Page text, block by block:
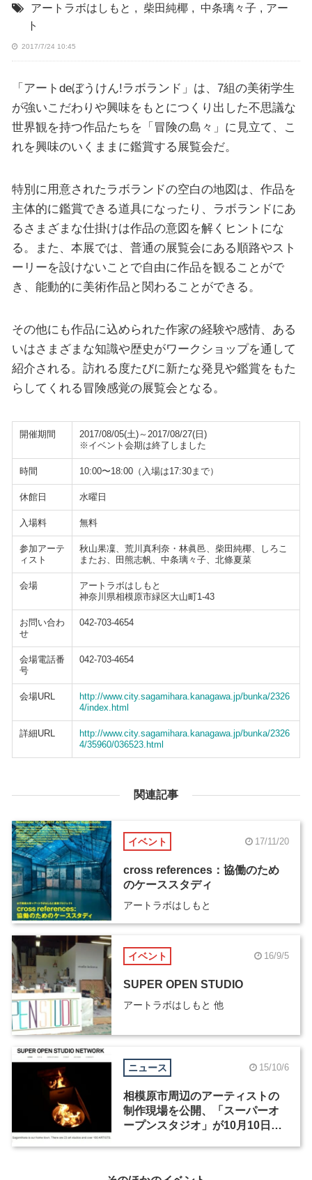
アートラボはしもと , 柴田純椰 , 中条璃々子 , アー
ト
2017/7/24 10:45
「アートdeぼうけん!ラボランド」は、7組の美術学生
が強いこだわりや興味をもとにつくり出した不思議な
世界観を持つ作品たちを「冒険の島々」に見立て、こ
れを興味のいくままに鑑賞する展覧会だ。
特別に用意されたラボランドの空白の地図は、作品を
主体的に鑑賞できる道具になったり、ラボランドにあ
るさまざまな仕掛けは作品の意図を解くヒントにな
る。また、本展では、普通の展覧会にある順路やスト
ーリーを設けないことで自由に作品を観ることがで
き、能動的に美術作品と関わることができる。
その他にも作品に込められた作家の経験や感情、ある
いはさまざまな知識や歴史がワークショップを通して
紹介される。訪れる度たびに新たな発見や鑑賞をもた
らしてくれる冒険感覚の展覧会となる。
開催期間
2017/08/05(土)～2017/08/27(日)
※イベント会期は終了しました
時間 10:00〜18:00（入場は17:30まで）
休館日 水曜日
入場料 無料
参加アーテ
ィスト
秋山果凜、荒川真利奈・林眞邑、柴田純椰、しろこ
またお、田熊志帆、中条璃々子、北條夏菜
会場
アートラボはしもと
神奈川県相模原市緑区大山町1-43
お問い合わ
せ
042-703-4654
会場電話番
号
042-703-4654
会場URL
http://www.city.sagamihara.kanagawa.jp/bunka/2326
4/index.html
詳細URL
http://www.city.sagamihara.kanagawa.jp/bunka/2326
4/35960/036523.html
関連記事
イベント 17/11/20
cross references：協働のため
のケーススタディ
アートラボはしもと
イベント 16/9/5
SUPER OPEN STUDIO
アートラボはしもと 他
ニュース 15/10/6
相模原市周辺のアーティストの
制作現場を公開、「スーパーオ
ープンスタジオ」が10月10日か